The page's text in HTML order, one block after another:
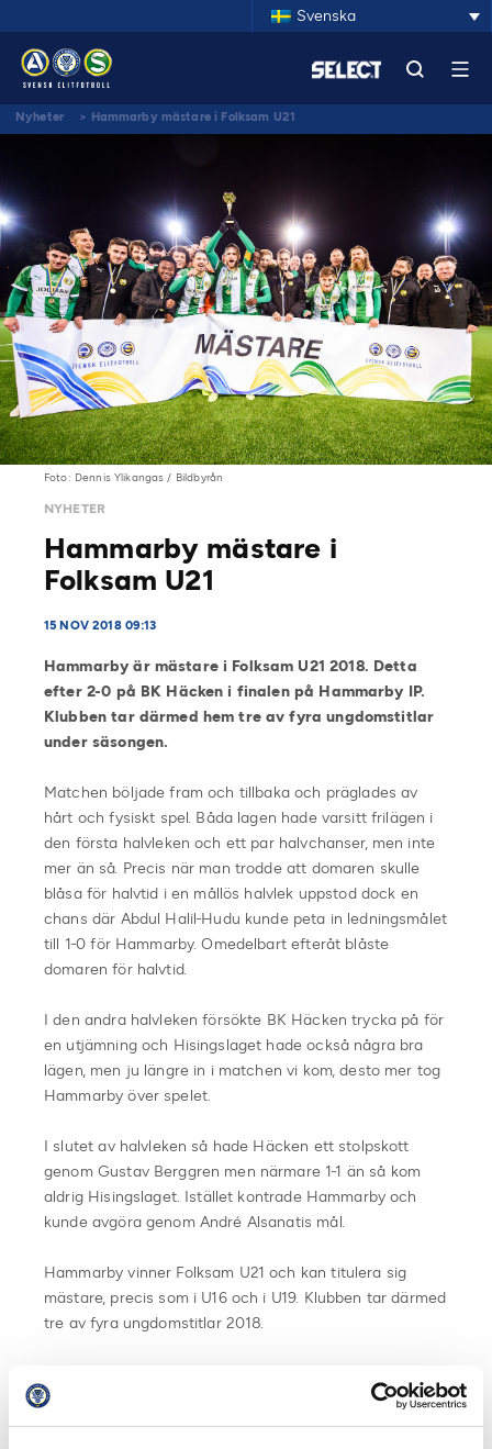
Svenska
Nyheter > Hammarby mästare i Folksam U21
Foto: Dennis Ylikangas / Bildbyrån
NYHETER
Hammarby mästare i
Folksam U21
15 NOV 2018 09:13
Hammarby är mästare i Folksam U21 2018. Detta
efter 2-0 på BK Häcken i finalen på Hammarby IP.
Klubben tar därmed hem tre av fyra ungdomstitlar
under säsongen.
Matchen böljade fram och tillbaka och präglades av
hårt och fysiskt spel. Båda lagen hade varsitt frilägen i
den första halvleken och ett par halvchanser, men inte
mer än så. Precis när man trodde att domaren skulle
blåsa för halvtid i en mållös halvlek uppstod dock en
chans där Abdul Halil-Hudu kunde peta in ledningsmålet
till 1-0 för Hammarby. Omedelbart efteråt blåste
domaren för halvtid.
I den andra halvleken försökte BK Häcken trycka på för
en utjämning och Hisingslaget hade också några bra
lägen, men ju längre in i matchen vi kom, desto mer tog
Hammarby över spelet.
I slutet av halvleken så hade Häcken ett stolpskott
genom Gustav Berggren men närmare 1-1 än så kom
aldrig Hisingslaget. Istället kontrade Hammarby och
kunde avgöra genom André Alsanatis mål.
Hammarby vinner Folksam U21 och kan titulera sig
mästare, precis som i U16 och i U19. Klubben tar därmed
tre av fyra ungdomstitlar 2018.
Hammarby – BK Häcken 2-0 (1-0)
Final Folksam U21